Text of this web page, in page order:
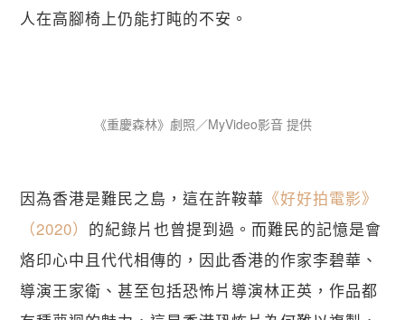
人在高腳椅上仍能打盹的不安。
《重慶森林》劇照／MyVideo影音 提供
因為香港是難民之島，這在許鞍華 《好好拍電影》
（2020） 的紀錄片也曾提到過。而難民的記憶是會
烙印心中且代代相傳的，因此香港的作家李碧華、
導演王家衛、甚至包括恐怖片導演林正英，作品都